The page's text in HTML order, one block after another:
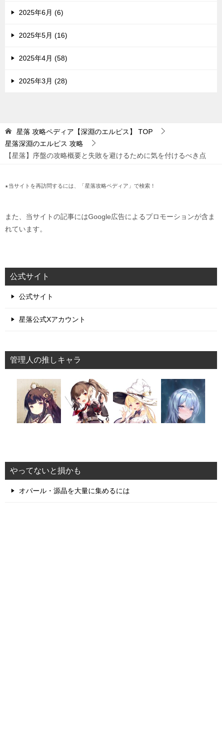
2025年6月 (6)
2025年5月 (16)
2025年4月 (58)
2025年3月 (28)
星落 攻略ペディア【深淵のエルピス】
TOP
星落深淵のエルピス 攻略
【星落】序盤の攻略概要と失敗を避けるために気を付けるべき点
★当サイトを再訪問するには、「星落攻略ペディア」で検索！
また、当サイトの記事にはGoogle広告によるプロモーションが含ま
れています。
公式サイト
公式サイト
星落公式Xアカウント
管理人の推しキャラ
やってないと損かも
オパール・源晶を大量に集めるには